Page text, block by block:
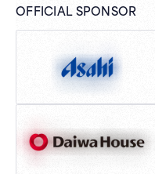
OFFICIAL SPONSOR